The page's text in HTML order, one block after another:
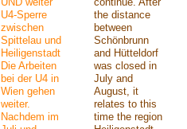
U4-Sperre
zwischen
Spittelau und
Heiligenstadt
Die Arbeiten
bei der U4 in
Wien gehen
weiter.
Nachdem im
the distance
between
Schönbrunn
and Hütteldorf
was closed in
July and
August, it
relates to this
time the region